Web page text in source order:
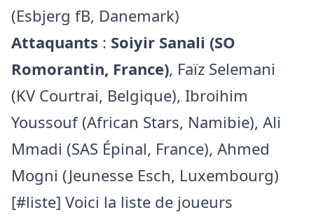
(Esbjerg fB, Danemark)
Attaquants : Soiyir Sanali (SO
Romorantin, France), Faïz Selemani
(KV Courtrai, Belgique), Ibroihim
Youssouf (African Stars, Namibie), Ali
Mmadi (SAS Épinal, France), Ahmed
Mogni (Jeunesse Esch, Luxembourg)
[#liste] Voici la liste de joueurs